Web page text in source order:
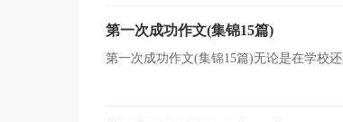
第一次成功作文(集锦15篇)
第一次成功作文(集锦15篇)无论是在学校